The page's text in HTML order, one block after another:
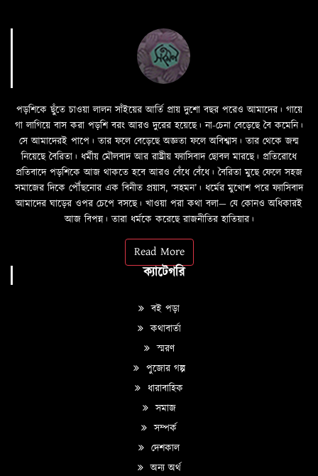
পড়শিকে ছুঁতে চাওয়া লালন সাঁইয়ের আর্তি প্রায় দুশো বছর পরেও আমাদের। গায়ে
গা লাগিয়ে বাস করা পড়শি বরং আরও দুরের হয়েছে। না-চেনা বেড়েছে বৈ কমেনি।
সে আমাদেরই পাপে। তার ফলে বেড়েছে অজ্ঞতা ফলে অবিশ্বাস। তার থেকে জন্ম
নিয়েছে বৈরিতা। ধর্মীয় মৌলবাদ আর রাষ্ট্রীয় ফ্যাসিবাদ ছোবল মারছে। প্রতিরোধে
প্রতিবাদে পড়শিকে আজ থাকতে হবে আরও বেঁধে বেঁধে। বৈরিতা মুছে ফেলে সহজ
সমাজের দিকে পৌঁছনোর এক বিনীত প্রয়াস, ‘সহমন’। ধর্মের মুখোশ পরে ফ্যাসিবাদ
আমাদের ঘাড়ের ওপর চেপে বসছে। খাওয়া পরা কথা বলা—­­ যে কোনও অধিকারই
আজ বিপন্ন। তারা ধর্মকে করেছে রাজনীতির হাতিয়ার।
Read More
ক্যাটেগরি
বই পড়া
কথাবার্তা
স্মরণ
পুজোর গল্প
ধারাবাহিক
সমাজ
সম্পর্ক
দেশকাল
অন্য অর্থ